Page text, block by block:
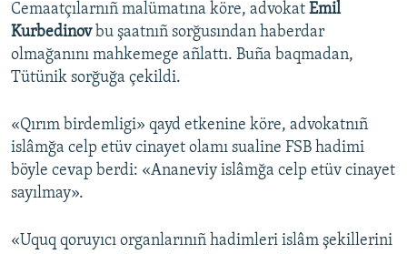
Cemaatçılarnıñ malümatına köre, advokat Emil
Kurbedinov bu şaatnıñ sorğusından haberdar
olmağanını mahkemege añlattı. Buña baqmadan,
Tütünik sorğuğa çekildi.
«Qırım birdemligi» qayd etkenine köre, advokatnıñ
islâmğa celp etüv cinayet olamı sualine FSB hadimi
böyle cevap berdi: «Ananeviy islâmğa celp etüv cinayet
sayılmay».
«Uquq qoruyıcı organlarınıñ hadimleri islâm şekillerini